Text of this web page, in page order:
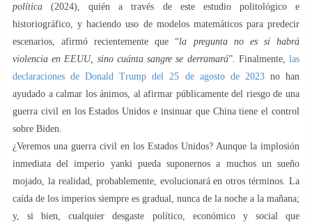
política (2024), quién a través de este estudio politológico e
historiográfico, y haciendo uso de modelos matemáticos para predecir
escenarios, afirmó recientemente que “la pregunta no es si habrá
violencia en EEUU, sino cuánta sangre se derramará”. Finalmente,las
declaraciones de Donald Trump del 25 de agosto de 2023no han
ayudado a calmar los ánimos, al afirmar públicamente del riesgo de una
guerra civil en los Estados Unidos e insinuar que China tiene el control
sobre Biden.
¿Veremos una guerra civil en los Estados Unidos? Aunque la implosión
inmediata del imperio yanki pueda suponernos a muchos un sueño
mojado, la realidad, probablemente, evolucionará en otros términos. La
caída de los imperios siempre es gradual, nunca de la noche a la mañana;
y, si bien, cualquier desgaste político, económico y social que